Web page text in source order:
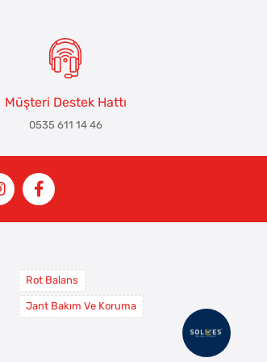
Müşteri Destek Hattı
0535 611 14 46
Rot Balans
Jant Bakım Ve Koruma